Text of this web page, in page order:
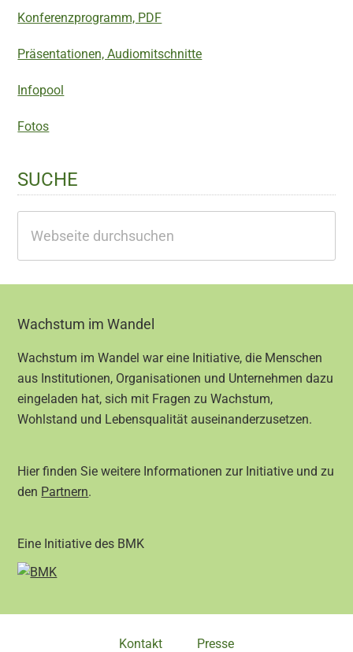
Konferenzprogramm, PDF
Präsentationen, Audiomitschnitte
Infopool
Fotos
SUCHE
durchsuchen
Footer
Wachstum im Wandel
Wachstum im Wandel war eine Initiative, die Menschen
aus Institutionen, Organisationen und Unternehmen dazu
eingeladen hat, sich mit Fragen zu Wachstum,
Wohlstand und Lebensqualität auseinanderzusetzen.
Hier finden Sie weitere Informationen zur Initiative und zu
den Partnern.
Eine Initiative des BMK
Kontakt Presse